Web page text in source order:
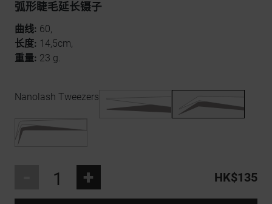
弧形睫毛延长镊子
曲线: 60,
长度: 14,5cm,
重量: 23 g.
Nanolash Tweezers
+ HK$135